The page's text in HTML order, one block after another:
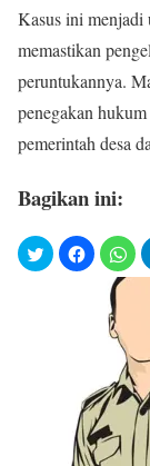
Kasus ini menjadi
memastikan
peruntukannya.
penegakan
pemerintah desa
Bagikan ini: